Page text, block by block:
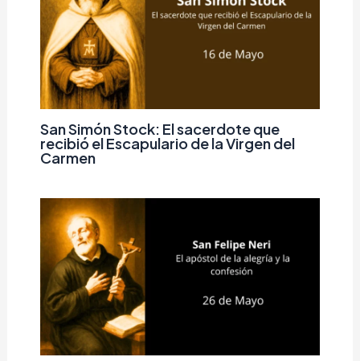
San Simón Stock: El sacerdote que
recibió el Escapulario de la Virgen del
Carmen